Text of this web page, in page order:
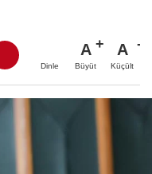
Dinle
A
Büyüt
A
Küçült